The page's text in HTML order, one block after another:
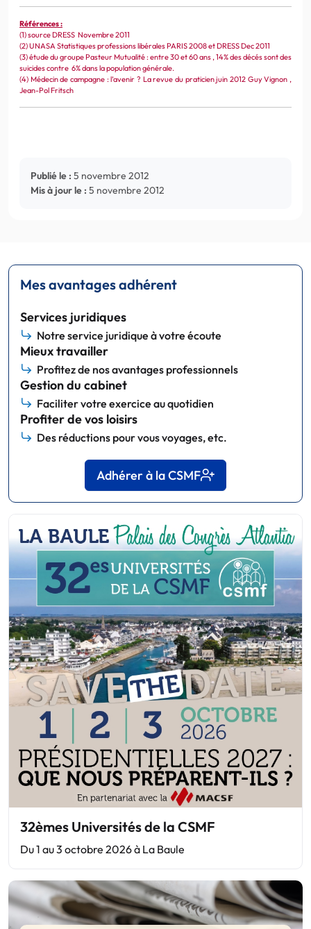
Références :
(1) source DRESS Novembre 2011
(2) UNASA Statistiques professions libérales PARIS 2008 et DRESS Dec 2011
(3) étude du groupe Pasteur Mutualité : entre 30 et 60 ans , 14% des décés sont des
suicides contre 6% dans la population générale.
(4) Médecin de campagne : l’avenir ? La revue du praticien juin 2012 Guy Vignon ,
Jean-Pol Fritsch
Publié le : 5 novembre 2012
Mis à jour le : 5 novembre 2012
Mes avantages adhérent
Services juridiques
Notre service juridique à votre écoute
Mieux travailler
Profitez de nos avantages professionnels
Gestion du cabinet
Faciliter votre exercice au quotidien
Profiter de vos loisirs
Des réductions pour vous voyages, etc.
Adhérer à la CSMF
32èmes Universités de la CSMF
Du 1 au 3 octobre 2026 à La Baule